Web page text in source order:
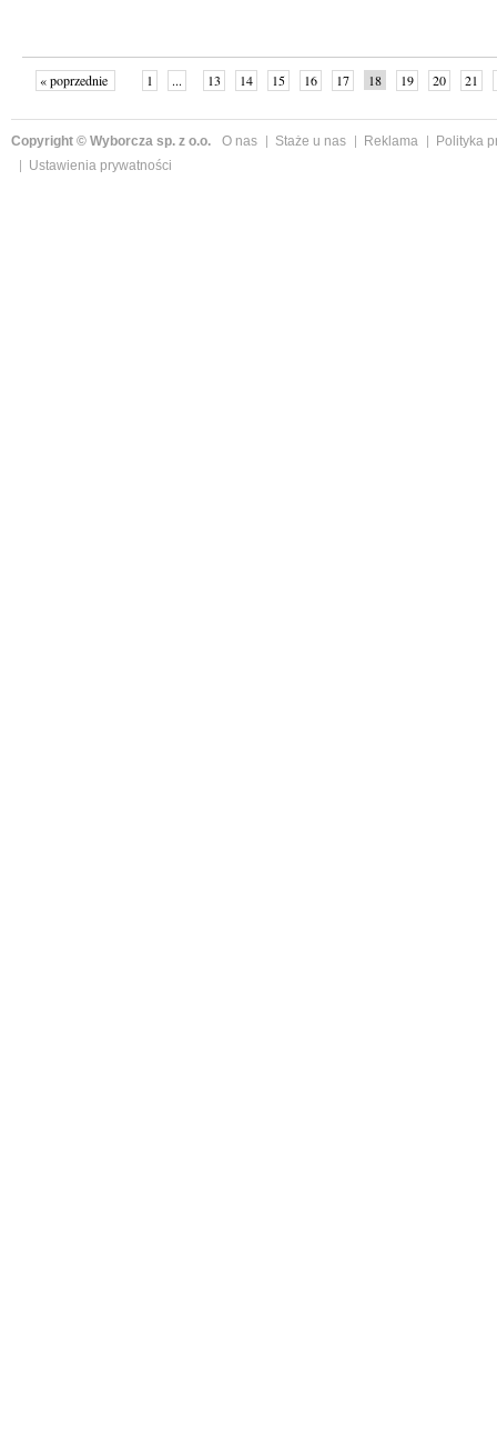
« poprzednie 1 ... 13 14 15 16 17 18 19 20 21
Copyright © Wyborcza sp. z o.o. O nas Staże u nas Reklama
Polityka
Ustawienia prywatności